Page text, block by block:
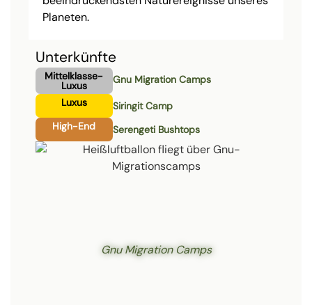
Planeten.
Unterkünfte
Mittelklasse-
Luxus
Gnu Migration Camps
Luxus
Siringit Camp
High-End
Serengeti Bushtops
Gnu Migration Camps